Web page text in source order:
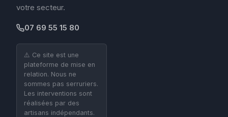
votre secteur.
07 69 55 15 80
⚠️ Ce site est une
plateforme de mise en
relation. Nous ne
sommes pas serruriers.
Les interventions sont
réalisées par des
artisans indépendants.